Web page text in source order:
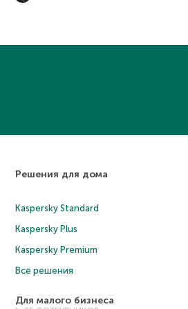
Решения для дома
Kaspersky Standard
Kaspersky Plus
Kaspersky Premium
Все решения
Для малого бизнеса